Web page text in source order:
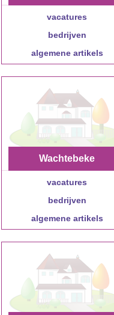
t
vacatures
bedrijven
algemene artikels
Wachtebeke
vacatures
bedrijven
algemene artikels